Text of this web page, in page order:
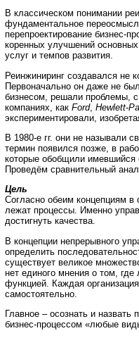
В классическом понимании
фундаментальное
перепроектирование бизнес-
коренных улучшений
услуг и темпов развития.
Реинжиниринг создавался не
Первоначально он даже не
бизнесом, решали проблемы,
компаниях, как Ford, Hewlett-
экспериментировали,
В 1980-е гг. они не называли
термин появился позже, в
которые обобщили имевшийся
Проведём сравнительный
Цель
Согласно обеим концепциям в
лежат процессы. Именно
достигнуть качества.
В концепции непрерывного
определить
существует великое
нет единого мнения о том,
функцией. Каждая
самостоятельно.
Главное – осознать и
бизнес-процессом «любые